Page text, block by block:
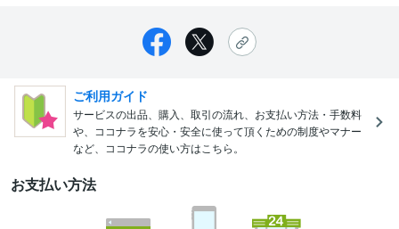
ご利用ガイド
サービスの出品、購入、取引の流れ、お支払い方法・手数料
や、ココナラを安心・安全に使って頂くための制度やマナー
など、ココナラの使い方はこちら。
お支払い方法